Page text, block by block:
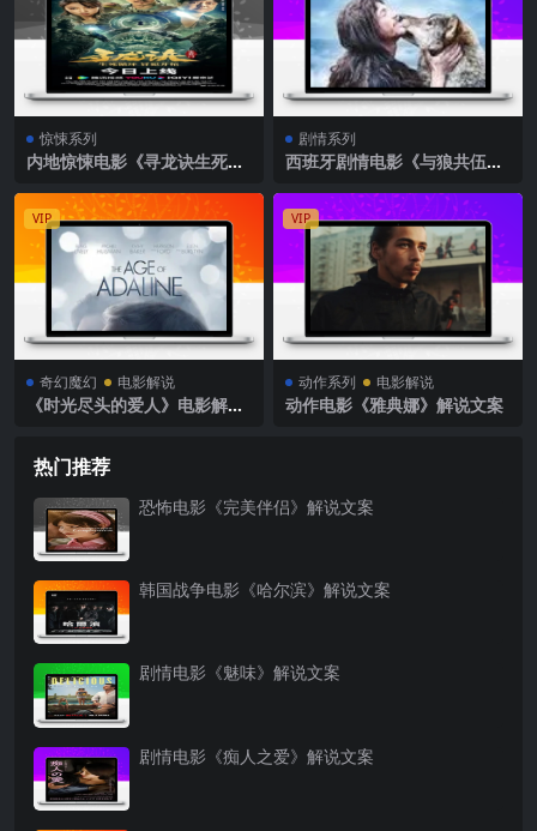
惊悚系列
内地惊悚电影《寻龙诀生死
剧情系列
西班牙剧情电影《与狼共伍》
VIP
奇幻魔幻 电影解说
《时光尽头的爱人》电影解说
VIP
动作系列 电影解说
动作电影《雅典娜》解说文案
热门推荐
恐怖电影《完美伴侣》解说文案
韩国战争电影《哈尔滨》解说文案
剧情电影《魅味》解说文案
剧情电影《痴人之爱》解说文案